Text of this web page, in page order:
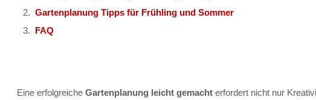
Gartenplanung Tipps für Frühling und Sommer
FAQ
Eine erfolgreiche Gartenplanung leicht gemacht erfordert nicht nur